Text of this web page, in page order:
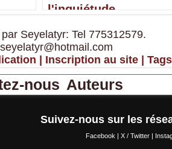
l'inquiétude
Seyelatyr: Tel 775312579.
Inscription au site Tags
nous Auteurs
Suivez-nous sur les
Facebook X / Twitter